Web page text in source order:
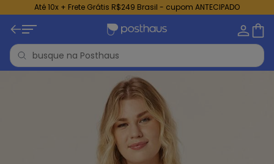
Até 10x + Frete Grátis R$249 Brasil - cupom ANTECIPADO